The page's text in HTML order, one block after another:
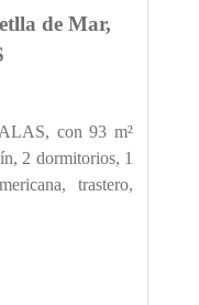
de Mar,
con 93 m²
2 dormitorios, 1
trastero,